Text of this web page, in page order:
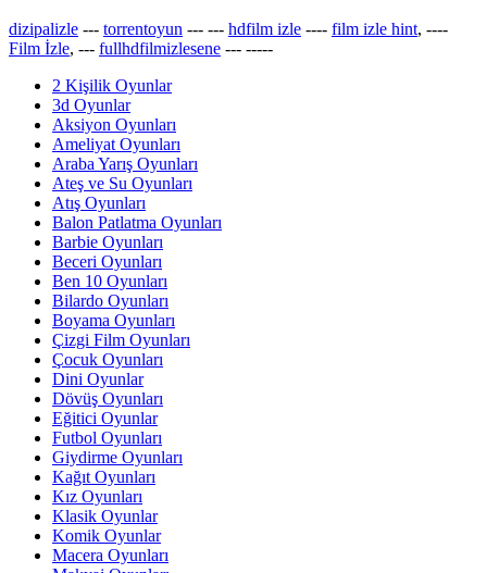
dizipalizle --- torrentoyun --- --- hdfilm izle ---- film izle hint, ----
Film İzle, --- fullhdfilmizlesene --- -----
2 Kişilik Oyunlar
3d Oyunlar
Aksiyon Oyunları
Ameliyat Oyunları
Araba Yarış Oyunları
Ateş ve Su Oyunları
Atış Oyunları
Balon Patlatma Oyunları
Barbie Oyunları
Beceri Oyunları
Ben 10 Oyunları
Bilardo Oyunları
Boyama Oyunları
Çizgi Film Oyunları
Çocuk Oyunları
Dini Oyunlar
Dövüş Oyunları
Eğitici Oyunlar
Futbol Oyunları
Giydirme Oyunları
Kağıt Oyunları
Kız Oyunları
Klasik Oyunlar
Komik Oyunlar
Macera Oyunları